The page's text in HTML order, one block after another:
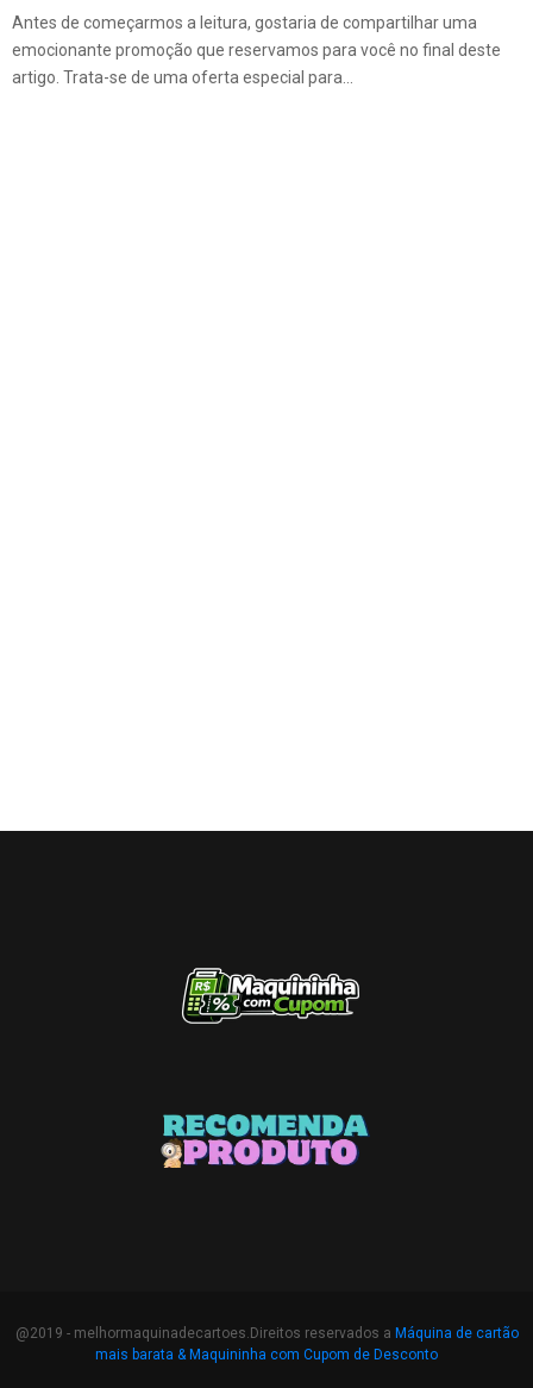
Antes de começarmos a leitura, gostaria de compartilhar uma
emocionante promoção que reservamos para você no final deste
artigo. Trata-se de uma oferta especial para...
@2019 - melhormaquinadecartoes.Direitos reservados a Máquina de cartão
mais barata & Maquininha com Cupom de Desconto